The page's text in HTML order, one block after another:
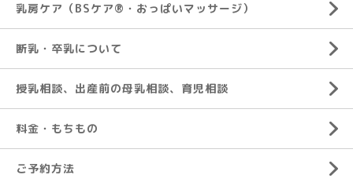
乳房ケア（BSケア®︎・おっぱいマッサージ）
断乳・卒乳について
授乳相談、出産前の母乳相談、育児相談
料金・もちもの
ご予約方法